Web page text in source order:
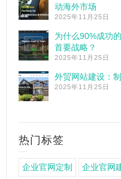
动海外市场
2025年11月25日
为什么90%成功
首要战略？
2025年11月25日
外贸网站建设：
2025年11月25日
热门标签
企业官网定制 企业官网